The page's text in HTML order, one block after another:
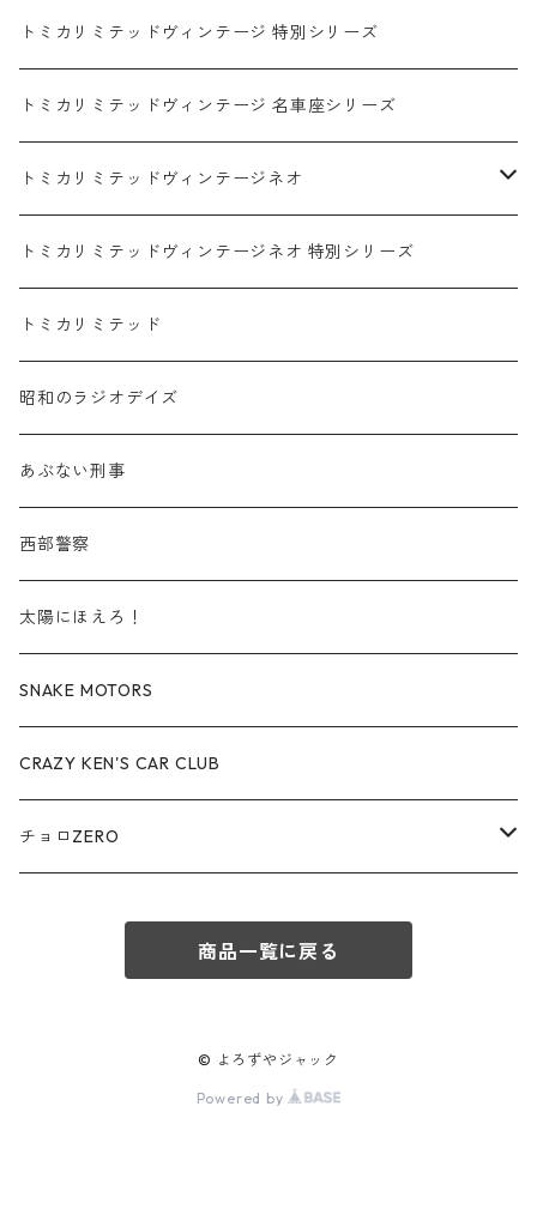
マツダ / MAZDA
ホンダ / HONDA
日産 / NISSAN
スバル / SUBARU
スズキ / SUZUKI
三菱 / MITSUBISHI
シボレー / Chevrolet
ビー・エム・ダブリュー / BMW
レクサス / LEXUS
アウディ / Audi
ロータス / LOTUS
三菱ふそう/ MITSUBISHI FUSO
赤箱 - 限定トミカ 初回特別カラー
赤箱 - 絶版（廃盤）トミカ No.1-120
赤箱 - 絶版（廃盤）トミカ No.1-9
赤箱 - 絶版（廃盤）トミカ No.10-19
赤箱 - 絶版（廃盤）トミカ No.60-69
赤箱 - 絶版（廃盤）トミカ No.70-79
赤箱 - 絶版（廃盤）トミカ No.110-119
赤箱 - 絶版（廃盤）ロングトミカ No.121-
赤箱 - 車種別
乗用車
商用車・公用車
TLV - NEW LINEUP
TLV - No. LV-00-195
TLV - No. LV-00-09
TLV - No. LV-10-19
TLV - No. LV-60-69
TLV - No. LV-70-79
TLV - No. LV-110-119
TLV - 車種別
乗用車
商用車・公用車
トミカリミテッドヴィンテージ 特別シリーズ
トミカリミテッドヴィンテージ 名車座シリーズ
トミカリミテッドヴィンテージネオ
TLVN - NEW LINEUP
TLVN - No. LV-00-219
TLVN - No. LV-00-09
TLVN - No. LV-10-19
TLVN - No. LV-60-69
TLVN - No. LV-70-79
TLVN - 車種別
乗用車
商用車・公用車
トミカリミテッドヴィンテージネオ 特別シリーズ
トミカリミテッド
昭和のラジオデイズ
あぶない刑事
西部警察
太陽にほえろ！
SNAKE MOTORS
CRAZY KEN'S CAR CLUB
チョロZERO
チョロQZERO - No. Z-00-09
あぶない刑事
商品一覧に戻る
© よろずやジャック
Powered by